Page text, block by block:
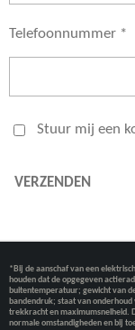
Telefoonnummer *
Stuur mij een
VERZENDEN
*Bij de aanschaf van een
houden dat de opgegeven
buitentemperatuur; gewicht van
bandendruk; staat van
trekkracht en maximumsnelheid.
normale omstandigheden en bij